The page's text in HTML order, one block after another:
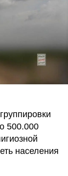
500.000
населения